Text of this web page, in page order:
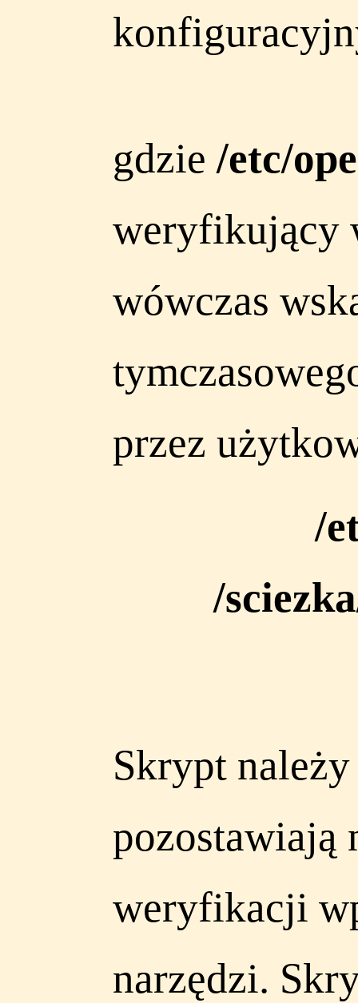
gdzie /etc/
weryfikujący
wówczas
przez
/
/
Skrypt
pozostawiają
weryfikacji
narzędzi.